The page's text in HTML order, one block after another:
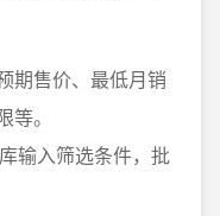
期售价、最低月销
。
输入筛选条件，批